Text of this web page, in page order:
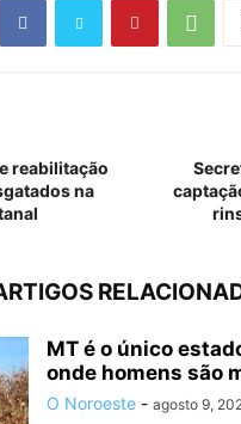
reabilitação
na
MT é o único
onde homens são
O Noroeste - agosto 9,